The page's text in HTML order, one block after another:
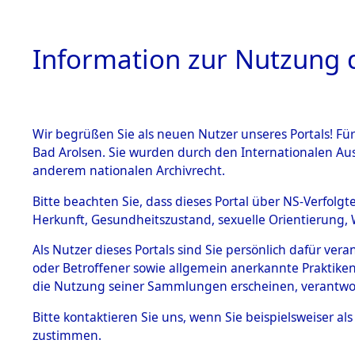
HOME
BESTÄNDE
Inhaftierungsdoku
mente
1.2.9 Beim ITS
verwahrte
1.2.9.1
Effekten aus
0003
Information zur Nutzung
Wir begrüßen Sie als neuen Nutzer unseres Portals!
Bad Arolsen. Sie wurden durch den Internationalen
anderem nationalen Archivrecht.
Bitte beachten Sie, dass dieses Portal über NS-
Herkunft, Gesundheitszustand, sexuelle
Als Nutzer dieses Portals sind Sie persönlich dafür
oder Betroffener sowie allgemein anerkannte
die Nutzung seiner Sammlungen erscheinen,
Bitte kontaktieren Sie uns, wenn Sie beispielsweiser
zustimmen.